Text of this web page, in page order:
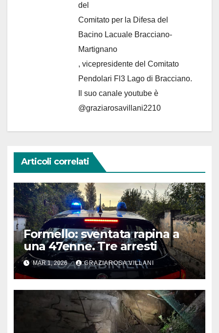
del
Comitato per la Difesa del
Bacino Lacuale Bracciano-
Martignano
, vicepresidente del Comitato
Pendolari Fl3 Lago di Bracciano.
Il suo canale youtube è
@graziarosavillani2210
Articoli correlati
Formello: sventata rapina a
una 47enne. Tre arresti
MAR 1, 2026 GRAZIAROSA VILLANI